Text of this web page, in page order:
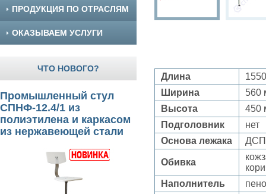
ПРОДУКЦИЯ ПО ОТРАСЛЯМ
ОКАЗЫВАЕМ УСЛУГИ
ЧТО НОВОГО?
Промышленный стул
СПНФ-12.4/1 из
полиэтилена и каркасом
из нержавеющей стали
Длина
Ширина
560
Высота
450
Подголовник
нет
Основа лежака
ДСП
Обивка
Наполнитель